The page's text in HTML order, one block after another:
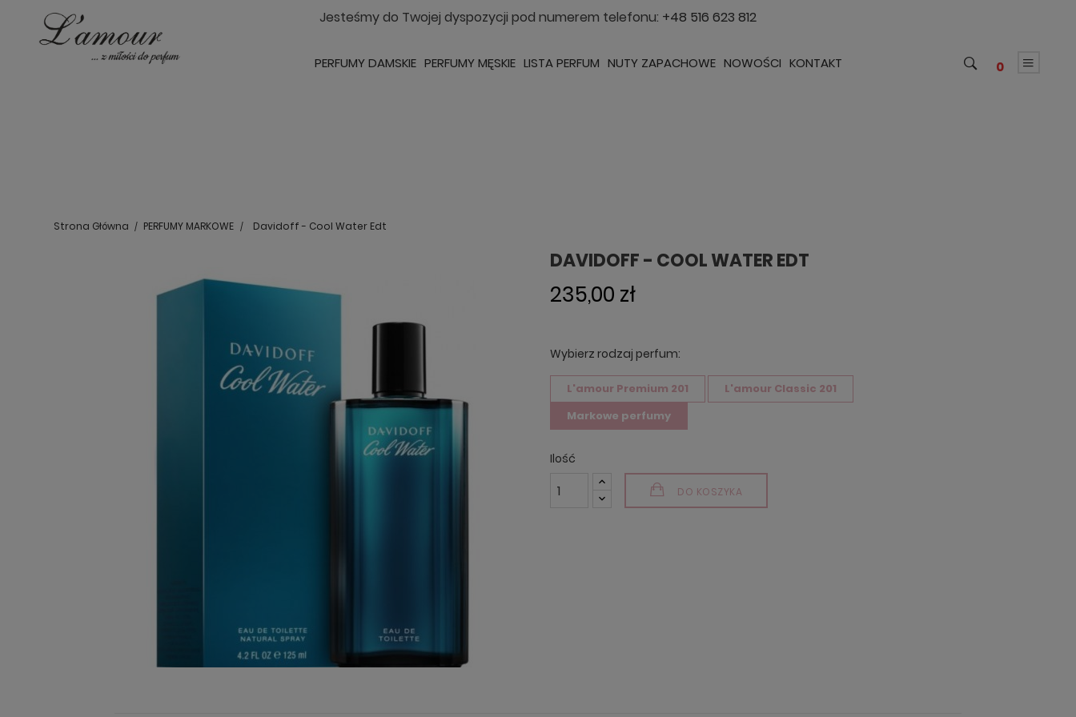
Jesteśmy do Twojej dyspozycji pod numerem telefonu: +48 516 623 812
PERFUMY DAMSKIE PERFUMY MĘSKIE LISTA PERFUM NUTY ZAPACHOWE NOWOŚCI KONTAKT 0
Strona Główna PERFUMY MARKOWE Davidoff - Cool Water Edt
DAVIDOFF - COOL WATER EDT
235,00 zł
Wybierz rodzaj perfum:
L'amour Premium 201
L'amour Classic 201
Markowe perfumy
Ilość
DO KOSZYKA